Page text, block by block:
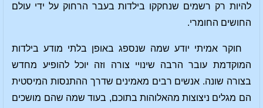
להיות רק רשמים שנחקקו בילדות בעבר הרחוק על ידי עולם
החושים החומרי.
חוקר אמיתי יודע שמה שנספג באופן בלתי מודע בילדות
המוקדמת עובר הרבה שינויי צורה וזה יוכל להופיע מחדש
בצורה שונה. אנשים רבים מאמינים שדרך ההתנסות המיסטית
הם מגלים ניצוצות מהאלוהות בתוכם, בעוד שמה שהם מושכים